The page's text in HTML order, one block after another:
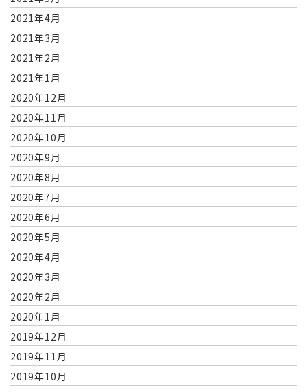
2021年4月
2021年3月
2021年2月
2021年1月
2020年12月
2020年11月
2020年10月
2020年9月
2020年8月
2020年7月
2020年6月
2020年5月
2020年4月
2020年3月
2020年2月
2020年1月
2019年12月
2019年11月
2019年10月